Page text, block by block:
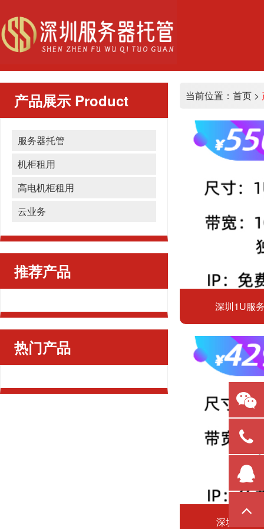
产品展示 Product
服务器托管
机柜租用
高电机柜租用
云业务
推荐产品
热门产品
当前位置： 首页 >
深圳1U服
深圳百兆